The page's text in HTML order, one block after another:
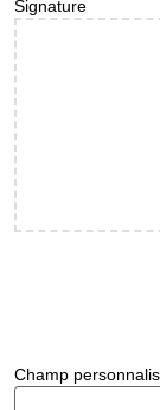
Signature
Champ